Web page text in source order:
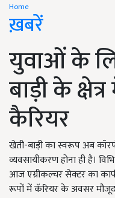
Home
ख़बरें
युवाओं के
बाड़ी के
कैरियर
खेती-बाड़ी का स्वरूप अब
व्यवसायीकरण होना ही है।
आज एग्रीकल्चर सेक्टर का
रूपों में कॅरियर के अवसर